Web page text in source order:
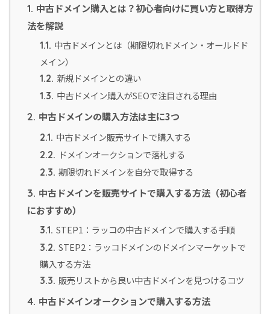
1. 中古ドメイン購入とは？初心者向けに買い方と取得方
法を解説
1.1. 中古ドメインとは（期限切れドメイン・オールドド
メイン）
1.2. 新規ドメインとの違い
1.3. 中古ドメイン購入がSEOで注目される理由
2. 中古ドメインの購入方法は主に3つ
2.1. 中古ドメイン販売サイトで購入する
2.2. ドメインオークションで落札する
2.3. 期限切れドメインを自分で取得する
3. 中古ドメインを販売サイトで購入する方法（初心者
におすすめ）
3.1. STEP1：ラッコの中古ドメインで購入する手順
3.2. STEP2：ラッコドメインのドメインマーケットで
購入する方法
3.3. 販売リストから良い中古ドメインを見つけるコツ
4. 中古ドメインオークションで購入する方法